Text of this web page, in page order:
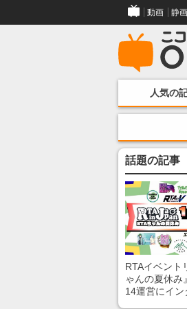
動画 静画
人気の
話題の記事
RTAイベント
ゃんの夏休み
14運営にイ